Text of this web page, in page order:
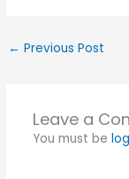
← Previous Post
Leave a
You must be